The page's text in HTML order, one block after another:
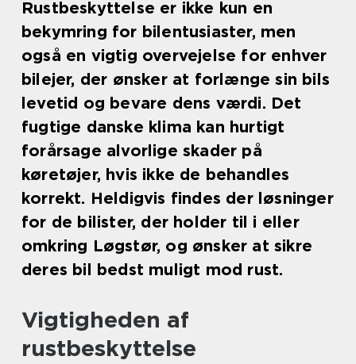
Rustbeskyttelse er ikke kun en
bekymring for bilentusiaster, men
også en vigtig overvejelse for enhver
bilejer, der ønsker at forlænge sin bils
levetid og bevare dens værdi. Det
fugtige danske klima kan hurtigt
forårsage alvorlige skader på
køretøjer, hvis ikke de behandles
korrekt. Heldigvis findes der løsninger
for de bilister, der holder til i eller
omkring Løgstør, og ønsker at sikre
deres bil bedst muligt mod rust.
Vigtigheden af
rustbeskyttelse